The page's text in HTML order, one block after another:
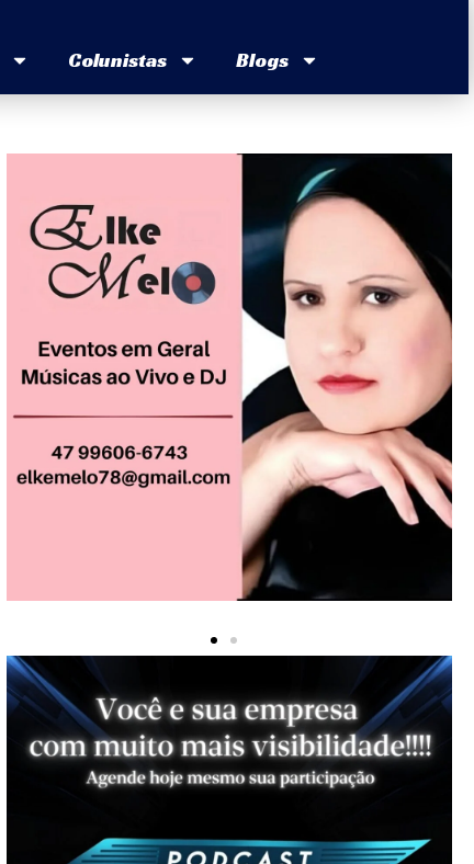
Colunistas Blogs